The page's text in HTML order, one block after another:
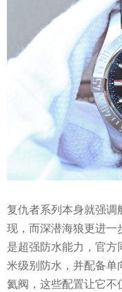
复仇者系列本身就强调
现，而深潜海狼更进一
是超强防水能力，官方
米级别防水，并配备单
氦阀，这些配置让它不